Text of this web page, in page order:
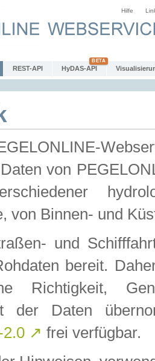
Hilfe
REST-API HyDAS-API
von
von Binnen- und
und
bereit.
Richtigkeit,
der Daten
↗ frei verfügbar.